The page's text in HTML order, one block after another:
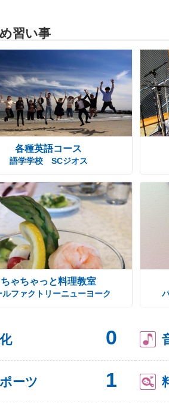
習い事
各種英語コース
語学学校 SCジオス
ちゃちゃっと料理教室
ルファクトリーニューヨーク
0
ーツ 1